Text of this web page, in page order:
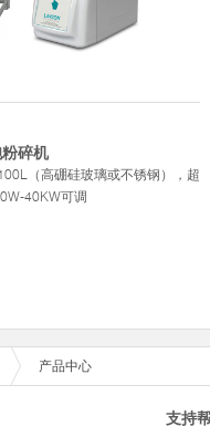
碎机
（高硼硅玻璃或不锈钢），超
40KW可调
产品中心
支持